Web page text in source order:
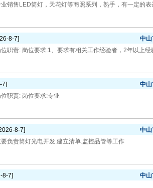
销售LED筒灯，天花灯等商照系列，熟手，有一定的
8-7] 中
位职责: 岗位要求:1、要求有相关工作经验者，2年以上
7] 中
位职责: 岗位要求:专业
8-7] 中
要负责筒灯光电开发.建立清单.监控品管等工作
8-7] 中